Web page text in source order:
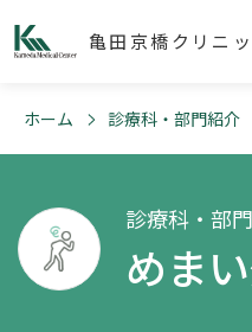
亀田京橋クリニ
ホーム 診療科・部門紹介
診療科・部
めま